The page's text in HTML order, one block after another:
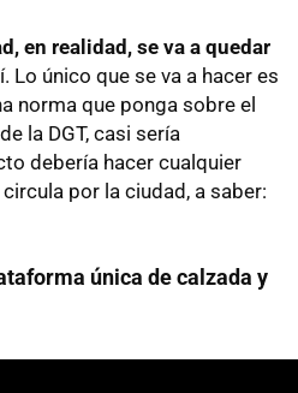
en realidad, se va a quedar
Lo único que se va a hacer es
norma que ponga sobre el
la DGT, casi sería
debería hacer cualquier
por la ciudad, a saber:
única de calzada y